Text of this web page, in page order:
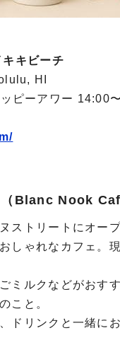
キビーチ
HI
ピーアワー 14:00
Blanc Nook
ストリートにオー
しゃれなカフェ。
ミルクなどがおす
こと。
ドリンクと一緒に